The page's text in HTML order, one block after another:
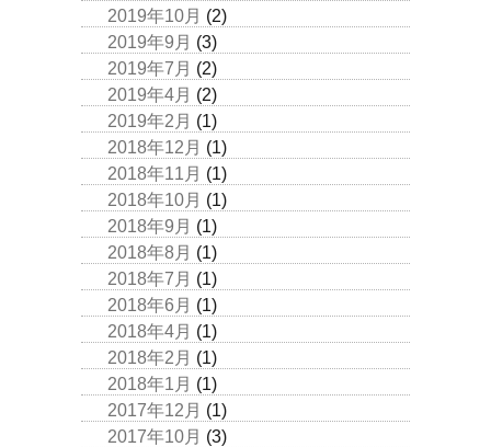
2019年10月 (2)
2019年9月 (3)
2019年7月 (2)
2019年4月 (2)
2019年2月 (1)
2018年12月 (1)
2018年11月 (1)
2018年10月 (1)
2018年9月 (1)
2018年8月 (1)
2018年7月 (1)
2018年6月 (1)
2018年4月 (1)
2018年2月 (1)
2018年1月 (1)
2017年12月 (1)
2017年10月 (3)